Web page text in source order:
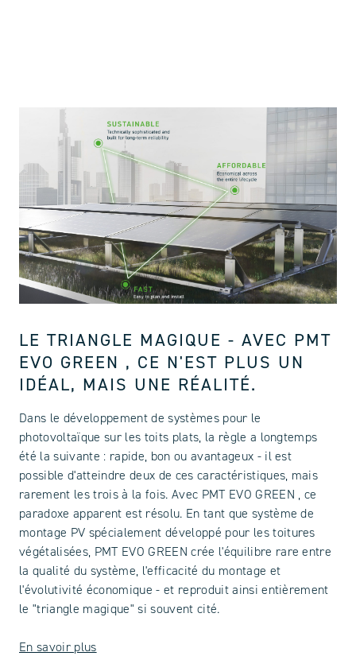
LE TRIANGLE MAGIQUE - AVEC PMT
EVO GREEN , CE N'EST PLUS UN
IDÉAL, MAIS UNE RÉALITÉ.
Dans le développement de systèmes pour le
photovoltaïque sur les toits plats, la règle a longtemps
été la suivante : rapide, bon ou avantageux - il est
possible d'atteindre deux de ces caractéristiques, mais
rarement les trois à la fois. Avec PMT EVO GREEN , ce
paradoxe apparent est résolu. En tant que système de
montage PV spécialement développé pour les toitures
végétalisées, PMT EVO GREEN crée l'équilibre rare entre
la qualité du système, l'efficacité du montage et
l'évolutivité économique - et reproduit ainsi entièrement
le "triangle magique" si souvent cité.
En savoir plus